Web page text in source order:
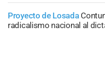
Proyecto de Losada
radicalismo nacional al